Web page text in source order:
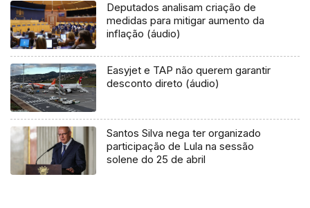
Deputados analisam criação de
medidas para mitigar aumento da
inflação (áudio)
Easyjet e TAP não querem garantir
desconto direto (áudio)
Santos Silva nega ter organizado
participação de Lula na sessão
solene do 25 de abril